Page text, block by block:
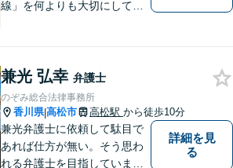
線」を何よりも大切にしてい
頂ける事件解決を目指して参
ります。【当日／夜間／休日
対応可】お気軽にご相談くだ
さい。
兼光 弘幸 弁護士
のぞみ総合法律事務所
香川県|高松市 高松駅 から徒歩10分
兼光弁護士に依頼して駄目で
あれば仕方が無い。そう思わ
れる弁護士を目指していま
詳細を見
る